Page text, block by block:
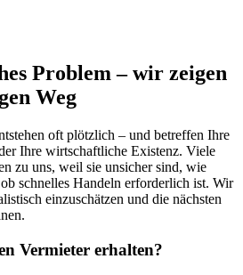
Problem – wir zeigen
Weg
oft plötzlich – und betreffen Ihre
Ihre wirtschaftliche Existenz. Viele
zu uns, weil sie unsicher sind, wie
schnelles Handeln erforderlich ist. Wir
einzuschätzen und die nächsten
Vermieter erhalten?